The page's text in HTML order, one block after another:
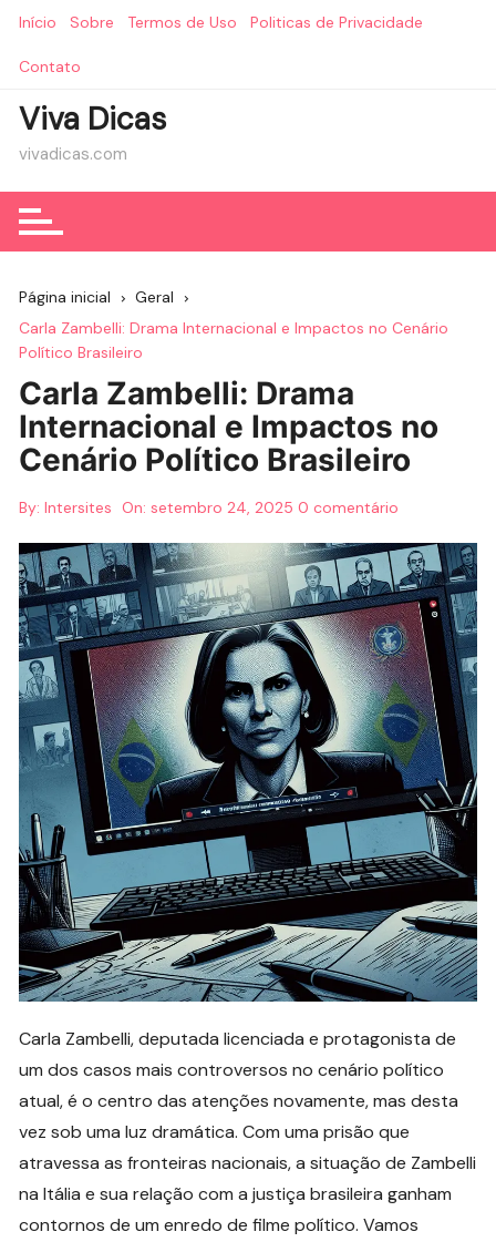
Início Sobre Termos de Uso Politicas de Privacidade
Contato
Viva Dicas
vivadicas.com
Página inicial
Geral
Carla Zambelli: Drama Internacional e Impactos no Cenário
Político Brasileiro
Carla Zambelli: Drama
Internacional e Impactos no
Cenário Político Brasileiro
By: Intersites On:setembro 24, 2025 0 comentário
Carla Zambelli, deputada licenciada e protagonista de
um dos casos mais controversos no cenário político
atual, é o centro das atenções novamente, mas desta
vez sob uma luz dramática. Com uma prisão que
atravessa as fronteiras nacionais, a situação de Zambelli
na Itália e sua relação com a justiça brasileira ganham
contornos de um enredo de filme político. Vamos